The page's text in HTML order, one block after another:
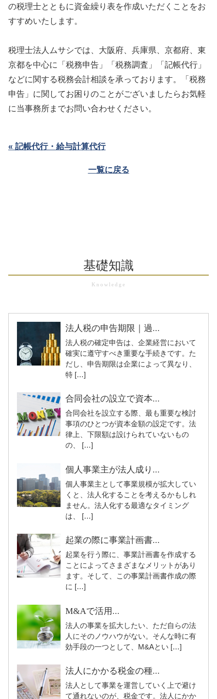
の税理士とともに資金繰り表を作成いただくことをお
すすめいたします。
税理士法人ムサシでは、大阪府、兵庫県、京都府、東
京都を中心に「税務申告」「税務調査」「記帳代行」
などに関する税務会計相談を承っております。「税務
申告」に関してお困りのことがございましたらお気軽
に当事務所までお問い合わせください。
« 記帳代行・給与計算代行
一覧に戻る
基礎知識
法人税の申告期限｜過...
法人税の確定申告は、企業経営において
確実に遵守すべき重要な手続きです。た
だし、申告期限は企業によって異なり、
特 […]
合同会社の設立で資本...
合同会社を設立する際、最も重要な検討
事項のひとつが資本金額の設定です。法
律上、下限額は設けられていないもの
の、 […]
個人事業主が法人成り...
個人事業主として事業規模が拡大してい
くと、法人化することを考えるかもしれ
ません。法人化する最適なタイミング
は、 […]
起業の際に事業計画書...
起業を行う際に、事業計画書を作成する
ことによってさまざまなメリットがあり
ます。そして、この事業計画書作成の際
に […]
M&Aで活用...
法人の事業を拡大したい、ただ自らの法
人にそのノウハウがない。そんな時に有
効手段の一つとして、M&Aとい […]
法人にかかる税金の種...
法人として事業を運営していく上で避け
て通れないのが、税金です。法人にかか